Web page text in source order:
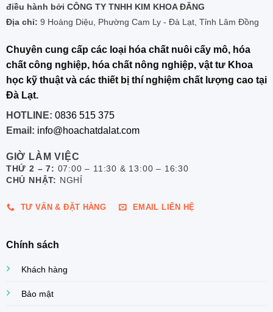
điều hành bởi CÔNG TY TNHH KIM KHOA ĐĂNG
Địa chỉ: 9 Hoàng Diệu, Phường Cam Ly - Đà Lạt, Tỉnh Lâm Đồng
Chuyên cung cấp các loại hóa chất nuôi cấy mô, hóa
chất công nghiệp, hóa chất nông nghiệp, vật tư Khoa
học kỹ thuật và các thiết bị thí nghiệm chất lượng cao tại
Đà Lạt.
HOTLINE: 0836 515 375
Email: info@hoachatdalat.com
GIỜ LÀM VIỆC
THỨ 2 – 7: 07:00 – 11:30 & 13:00 – 16:30
CHỦ NHẬT: NGHỈ
TƯ VẤN & ĐẶT HÀNG EMAIL LIÊN HỆ
Chính sách
Khách hàng
Bảo mật